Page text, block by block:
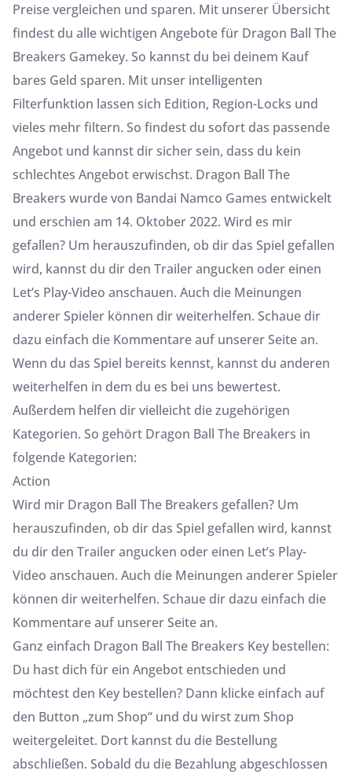
Preise vergleichen und sparen. Mit unserer Übersicht
findest du alle wichtigen Angebote für Dragon Ball The
Breakers Gamekey. So kannst du bei deinem Kauf
bares Geld sparen. Mit unser intelligenten
Filterfunktion lassen sich Edition, Region-Locks und
vieles mehr filtern. So findest du sofort das passende
Angebot und kannst dir sicher sein, dass du kein
schlechtes Angebot erwischst. Dragon Ball The
Breakers wurde von Bandai Namco Games entwickelt
und erschien am 14. Oktober 2022. Wird es mir
gefallen? Um herauszufinden, ob dir das Spiel gefallen
wird, kannst du dir den Trailer angucken oder einen
Let’s Play-Video anschauen. Auch die Meinungen
anderer Spieler können dir weiterhelfen. Schaue dir
dazu einfach die Kommentare auf unserer Seite an.
Wenn du das Spiel bereits kennst, kannst du anderen
weiterhelfen in dem du es bei uns bewertest.
Außerdem helfen dir vielleicht die zugehörigen
Kategorien. So gehört Dragon Ball The Breakers in
folgende Kategorien:
Action
Wird mir Dragon Ball The Breakers gefallen? Um
herauszufinden, ob dir das Spiel gefallen wird, kannst
du dir den Trailer angucken oder einen Let’s Play-
Video anschauen. Auch die Meinungen anderer Spieler
können dir weiterhelfen. Schaue dir dazu einfach die
Kommentare auf unserer Seite an.
Ganz einfach Dragon Ball The Breakers Key bestellen:
Du hast dich für ein Angebot entschieden und
möchtest den Key bestellen? Dann klicke einfach auf
den Button „zum Shop“ und du wirst zum Shop
weitergeleitet. Dort kannst du die Bestellung
abschließen. Sobald du die Bezahlung abgeschlossen